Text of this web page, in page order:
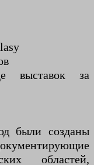
выставок за
были созданы
областей,